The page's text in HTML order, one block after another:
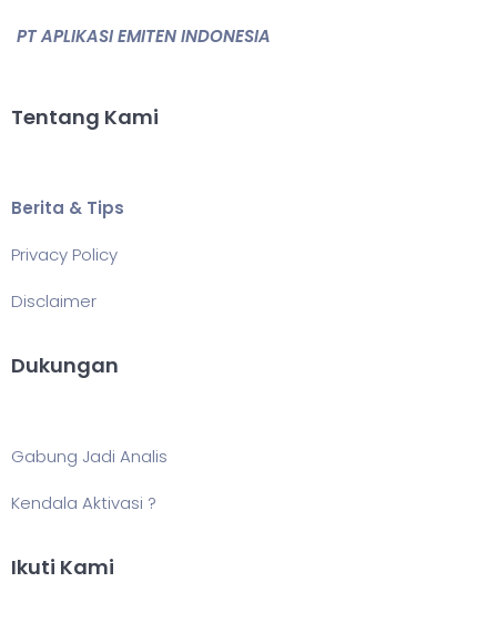
PT APLIKASI EMITEN INDONESIA
Tentang Kami
Berita & Tips
Privacy Policy
Disclaimer
Dukungan
Gabung Jadi Analis
Kendala Aktivasi ?
Ikuti Kami